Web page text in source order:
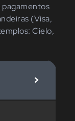
pagamentos
(Visa,
Cielo,
>